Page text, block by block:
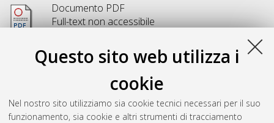
Questo sito web utilizza i
cookie
Nel nostro sito utilizziamo sia cookie tecnici necessari per il suo
funzionamento, sia cookie e altri strumenti di tracciamento
Documento PDF
Full-text non accessibile
Attribuzione - Non commerciale - Non opere
derivate 3.0 (CC BY-NC-ND 3.0)
Contatta l'autore
Abstract